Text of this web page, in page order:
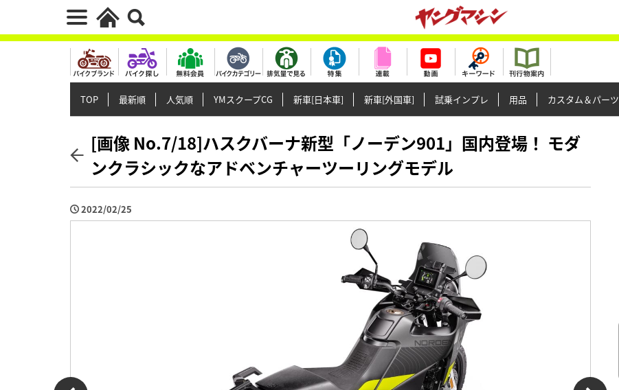
TOP 最新順 人気順 YMスクープCG 新車[日本車] 新車[外国車] 試乗インプレ 用品 カスタム＆パーツ
[画像 No.7/18]ハスクバーナ新型「ノーデン901」国内登場！ モダ
ンクラシックなアドベンチャーツーリングモデル
2022/02/25